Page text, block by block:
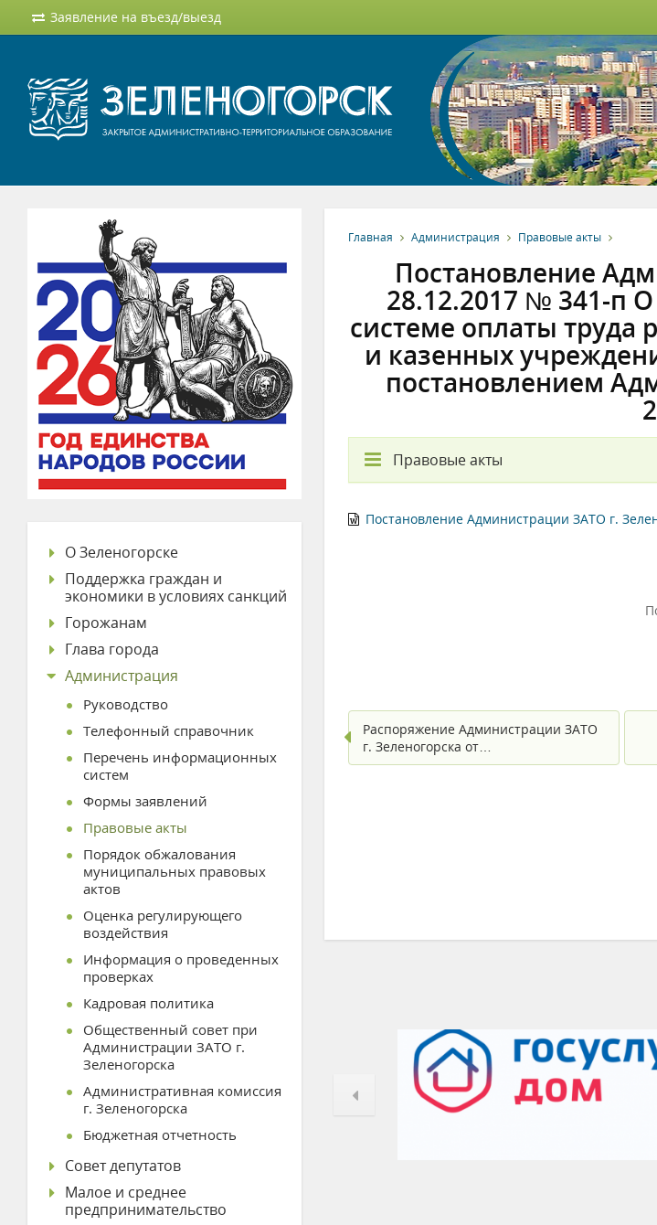
Заявление на въезд/выезд
Главная Администрация Правовые акты
Постановление
28.12.2017 № 341-п
системе оплаты
и казенных
постановлением
Правовые акты
Постановление Администрации ЗАТО г.
Распоряжение Администрации ЗАТО
г. Зеленогорска от…
О Зеленогорске
Поддержка граждан и
экономики в условиях санкций
Горожанам
Глава города
Администрация
Руководство
Телефонный справочник
Перечень информационных
систем
Формы заявлений
Правовые акты
Порядок обжалования
муниципальных правовых
актов
Оценка регулирующего
воздействия
Информация о проведенных
проверках
Кадровая политика
Общественный совет при
Администрации ЗАТО г.
Зеленогорска
Административная комиссия
г. Зеленогорска
Бюджетная отчетность
Совет депутатов
Малое и среднее
предпринимательство